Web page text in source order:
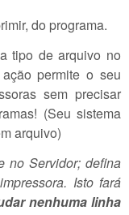
do programa.
tipo de arquivo no
permite o seu
sem precisar
(Seu sistema
arquivo)
no Servidor; defina
Isto fará
nenhuma linha